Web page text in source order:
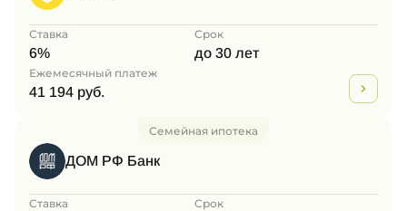
Ставка
6%
Срок
до 30 лет
Ежемесячный платеж
41 194 руб.
Семейная ипотека
ДОМ РФ Банк
Ставка Срок